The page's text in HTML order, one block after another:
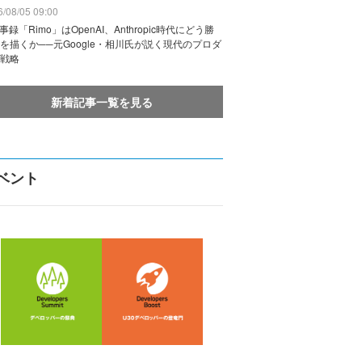
08/05 09:00
録「Rimo」はOpenAI、Anthropic時代にどう勝
描くか──元Google・相川氏が説く現代のプロダ
略
新着記事一覧を見る
ント